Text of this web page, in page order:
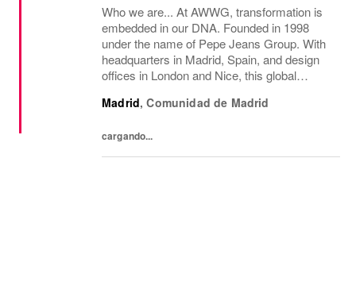
Who we are... At AWWG, transformation is
embedded in our DNA. Founded in 1998
under the name of Pepe Jeans Group. With
headquarters in Madrid, Spain, and design
offices in London and Nice, this global
Pepe Jeans London, Hackett, and
Madrid,Comunidad de Madrid
cargando...